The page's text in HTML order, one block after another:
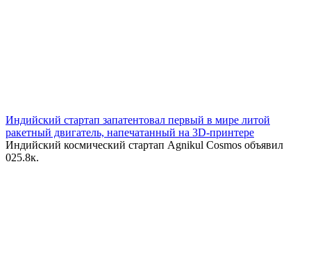
Индийский стартап запатентовал первый в мире литой
ракетный двигатель, напечатанный на 3D-принтере
Индийский космический стартап Agnikul Cosmos объявил
025.8к.